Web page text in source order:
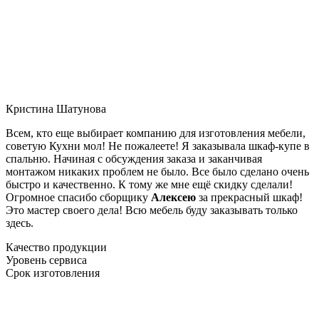
Кристина Шатунова
Всем, кто еще выбирает компанию для изготовления мебели,
советую Кухни мол! Не пожалеете! Я заказывала шкаф-купе в
спальню. Начиная с обсуждения заказа и заканчивая
монтажом никаких проблем не было. Все было сделано очень
быстро и качественно. К тому же мне ещё скидку сделали!
Огромное спасибо сборщику Алексею за прекрасный шкаф!
Это мастер своего дела! Всю мебель буду заказывать только
здесь.
Качество продукции
Уровень сервиса
Срок изготовления